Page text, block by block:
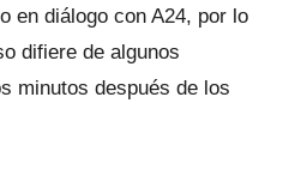
en diálogo con A24, por lo
difiere de algunos
minutos después de los